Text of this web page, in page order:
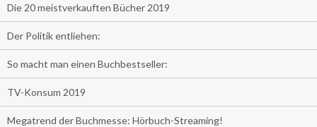
Die 20 meistverkauften Bücher 2019
Der Politik entliehen:
So macht man einen Buchbestseller:
TV-Konsum 2019
Megatrend der Buchmesse: Hörbuch-Streaming!